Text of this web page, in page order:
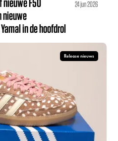
nieuwe
in de hoofdrol
24 jun 2026
Release nieuws